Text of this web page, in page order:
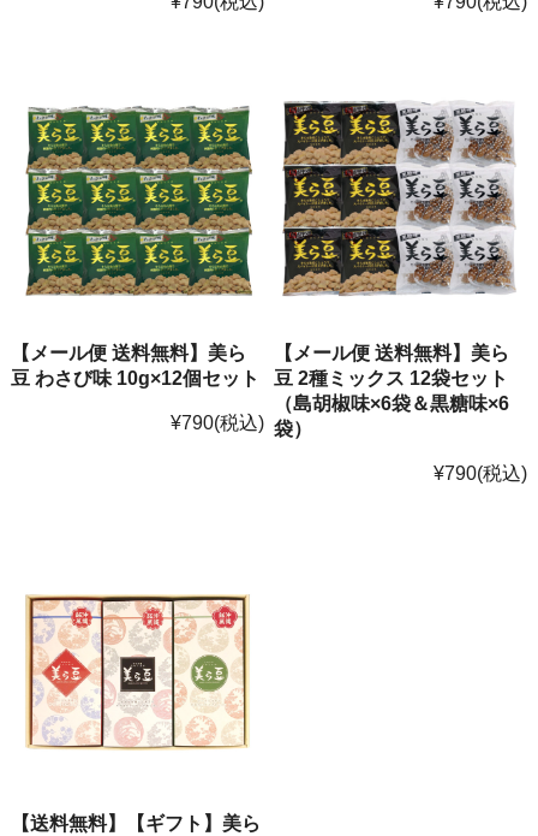
【メール便 送料無料】美ら
豆 わさび味 10g×12個セット
¥790(税込)
【メール便 送料無料】美ら
豆 2種ミックス 12袋セット
（島胡椒味×6袋＆黒糖味×6
袋）
¥790(税込)
【送料無料】【ギフト】美ら